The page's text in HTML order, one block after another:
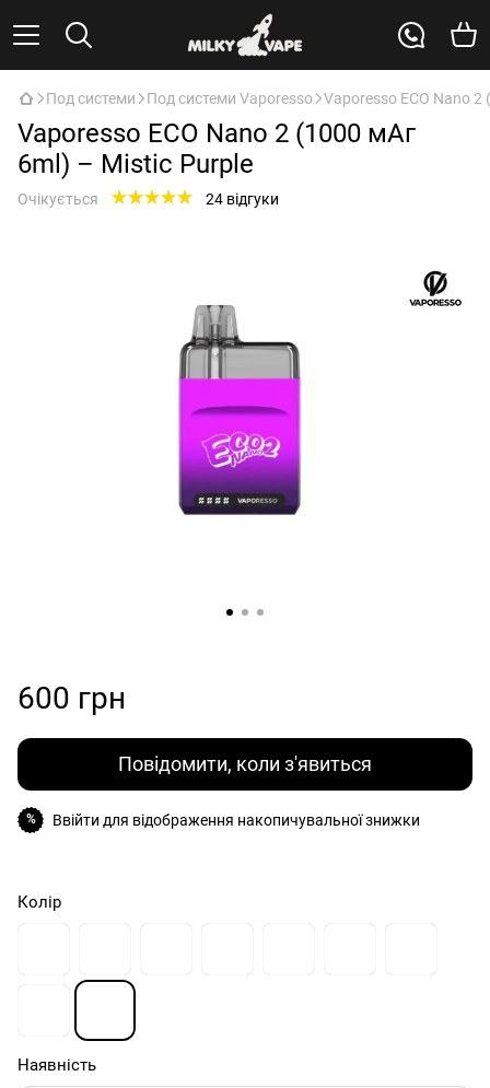
Под системи Под системи Vaporesso Vaporesso ECO Nano
Vaporesso ECO Nano 2 (1000 мАг
6ml) – Mistic Purple
Очікується 24 відгуки
600 грн
Повідомити, коли з'явиться
% Ввійти для відображення накопичувальної знижки
Колір
Наявність